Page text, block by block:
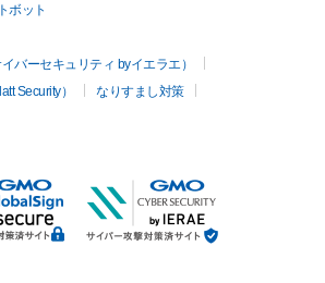
ボット
バーセキュリティ byイエラエ）
Security）
なりすまし対策